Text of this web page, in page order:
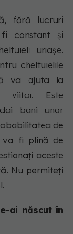
fără lucruri
constant și
uriașe.
cheltuielile
va ajuta la
viitor. Este
bani unor
de
va fi plină de
aceste
Nu permiteți
ai născut în